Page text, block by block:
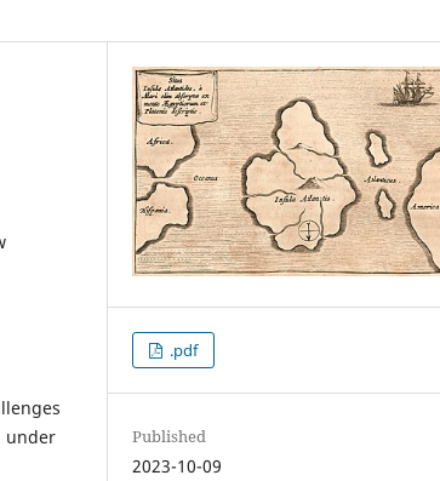
under
.pdf
Published
2023-10-09